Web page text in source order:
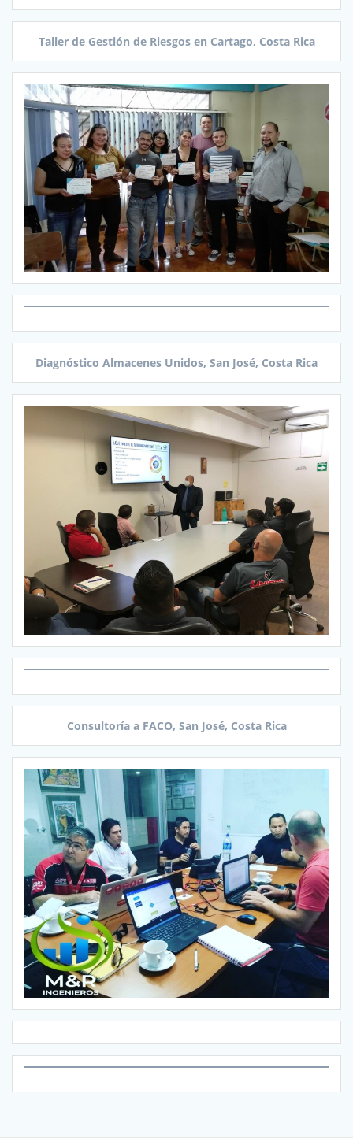
Taller de Gestión de Riesgos en Cartago, Costa Rica
Diagnóstico Almacenes Unidos, San José, Costa Rica
Consultoría a FACO, San José, Costa Rica